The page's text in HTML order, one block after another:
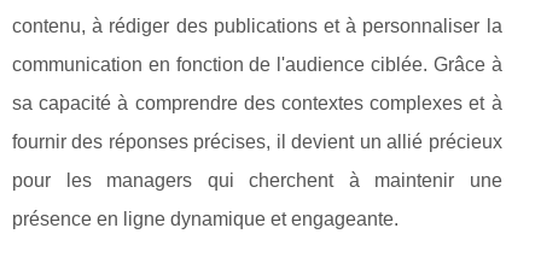
contenu, à rédiger des publications et à personnaliser la
communication en fonction de l'audience ciblée. Grâce à
sa capacité à comprendre des contextes complexes et à
fournir des réponses précises, il devient un allié précieux
pour les managers qui cherchent à maintenir une
présence en ligne dynamique et engageante.